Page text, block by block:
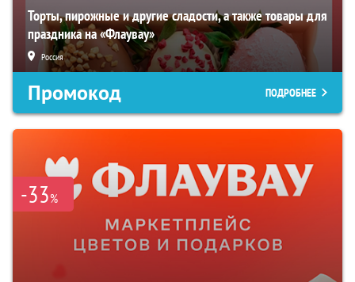
Торты, пирожные и другие сладости, а также товары для
праздника на «Флаувау»
Россия
Промокод ПОДРОБНЕЕ
-33%